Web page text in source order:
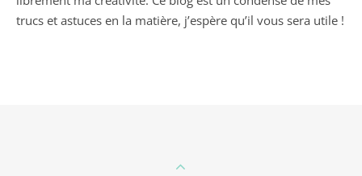
trucs et astuces en la matière, j’espère qu’il vous sera utile !